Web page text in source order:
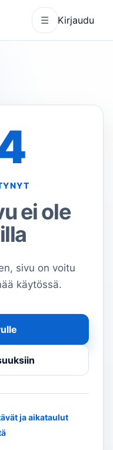
☰ Kirjaudu
ei ole
sivu on voitu
käytössä.
ja aikataulut